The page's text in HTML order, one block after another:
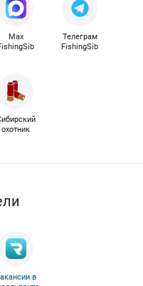
Max
Телеграм
FishingSib
охотник
в